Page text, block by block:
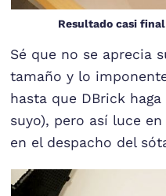
Resultado casi
Sé que no se aprecia
tamaño y lo
hasta que DBrick
suyo), pero así luce
en el despacho del